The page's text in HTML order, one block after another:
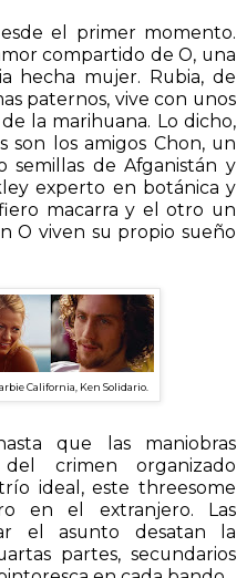
el primer momento.
compartido de O, una
hecha mujer. Rubia, de
paternos, vive con unos
la marihuana. Lo dicho,
son los amigos Chon, un
semillas de Afganistán y
experto en botánica y
macarra y el otro un
O viven su propio sueño
California, Ken Solidario.
que las maniobras
crimen organizado
ideal, este threesome
en el extranjero. Las
el asunto desatan la
partes, secundarios